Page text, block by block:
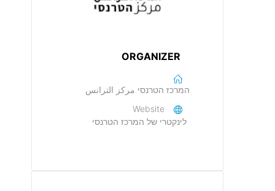
ORGANIZER
המרכז הטרנסי مركز الترانس
Website
לינקטרי של המרכז הטרנסי